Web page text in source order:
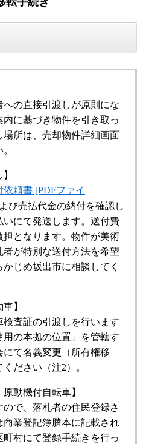
の直接引渡しが原則にな
内に基づき物件を引き取っ
所は、売却物件詳細画面
依頼書 [PDFファイ
び売払代金の納付を確認し
いにて発送します。送付費
担となります。物件が美術
が特別な送付方法を希望
じめ坂出市に相談してく
】
査証の引渡しを行います
の本拠の位置」を管轄す
にて名義変更（所有権移
ださい（注2）。
動機付自転車】
で、落札者の住民登録さ
業登記簿謄本に記載され
村にて登録手続きを行っ